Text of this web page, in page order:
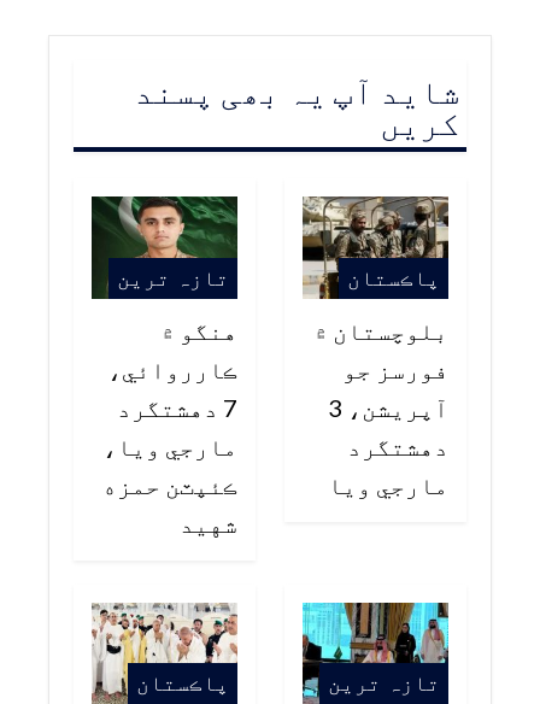
شاید آپ یہ بھی پسند
کریں
پاڪستان
بلوچستان ۾
فورسز جو
آپريشن، 3
دهشتگرد
مارجي ويا
تازہ ترین
هنگو ۾
ڪارروائي،
7 دهشتگرد
مارجي ويا،
ڪئپٽن حمزه
شهيد
تازہ ترین پاڪستان